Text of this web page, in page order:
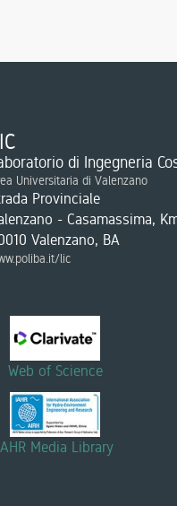
di Ingegneria
Universitaria di Valenzano
Provinciale
- Casamassima,
Valenzano, BA
lic
Web of Science
Media Library